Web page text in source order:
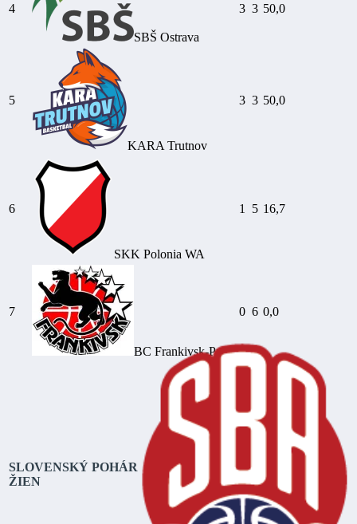
4
SBŠ Ostrava
3 3 50,0
5
KARA Trutnov
3 3 50,0
6
SKK Polonia WA
1 5 16,7
7
BC Frankivsk-Pryk.
0 6 0,0
SLOVENSKÝ POHÁR
ŽIEN